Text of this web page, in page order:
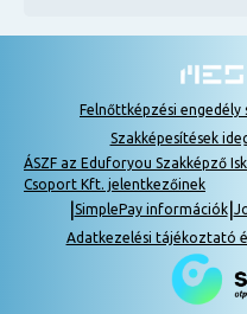
Felnőttképzési engedély
Szakképesítések
ÁSZF az Eduforyou Szakképző
Csoport Kft. jelentkezőinek
SimplePay információk|
Adatkezelési tájékoztató